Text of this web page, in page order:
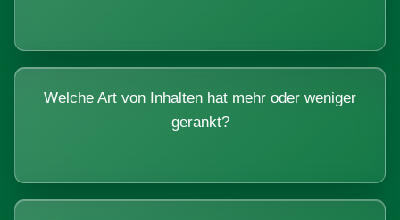
Welche Art von Inhalten hat mehr oder weniger
gerankt?